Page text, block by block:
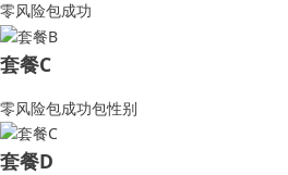
零风险包成功
套餐C
零风险包成功包性别
套餐D